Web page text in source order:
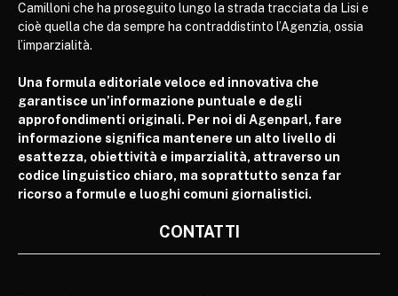
Camilloni che ha proseguito lungo la strada tracciata da Lisi e
cioè quella che da sempre ha contraddistinto l’Agenzia, ossia
l’imparzialità.
Una formula editoriale veloce ed innovativa che
garantisce un’informazione puntuale e degli
approfondimenti originali. Per noi di Agenparl, fare
informazione significa mantenere un alto livello di
esattezza, obiettività e imparzialità, attraverso un
codice linguistico chiaro, ma soprattutto senza far
ricorso a formule e luoghi comuni giornalistici.
CONTATTI